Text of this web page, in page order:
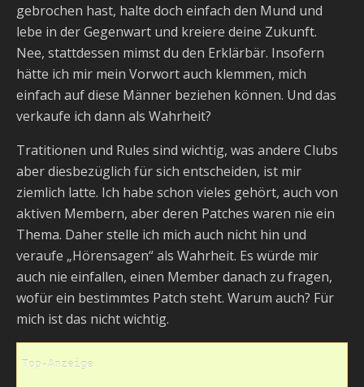
gebrochen hast, halte doch einfach den Mund und
lebe in der Gegenwart und kreiere deine Zukunft.
Nee, stattdessen mimst du den Erklärbär. Insofern
hätte ich mir mein Vorwort auch klemmen, mich
einfach auf diese Männer beziehen können. Und das
verkaufe ich dann als Wahrheit?
Tratitionen und Rules sind wichtig, was andere Clubs
aber diesbezüglich für sich entscheiden, ist mir
ziemlich latte. Ich habe schon vieles gehört, auch von
aktiven Membern, aber deren Patches waren nie ein
Thema. Daher stelle ich mich auch nicht hin und
veraufe „Hörensagen“ als Wahrheit. Es würde mir
auch nie einfallen, einen Member danach zu fragen,
wofür ein bestimmtes Patch steht. Warum auch? Für
mich ist das nicht wichtig.
Top-Anzeige